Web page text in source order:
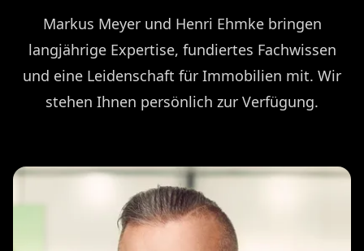
Markus Meyer und Henri Ehmke bringen
langjährige Expertise, fundiertes Fachwissen
und eine Leidenschaft für Immobilien mit. Wir
stehen Ihnen persönlich zur Verfügung.